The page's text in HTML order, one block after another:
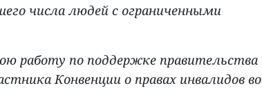
числа людей с ограниченными
работу по поддержке правительства
Конвенции о правах инвалидов во